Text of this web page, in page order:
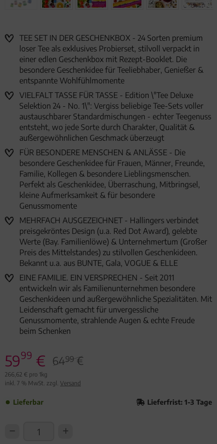
TEE SET IN DER GESCHENKBOX - 24 Sorten premium
loser Tee als exklusives Probierset, stilvoll verpackt in
einer edlen Geschenkbox mit Rezept-Booklet. Die
besondere Geschenkidee für Teeliebhaber, Genießer &
entspannte Wohlfühlmomente
VIELFALT TASSE FÜR TASSE - Edition \"Tee Deluxe
Selektion 24 - No. 1\": Vergiss beliebige Tee-Sets voller
austauschbarer Standardmischungen - echter Teegenuss
entsteht, wo jede Sorte durch Charakter, Qualität &
außergewöhnlichen Geschmack überzeugt
FÜR BESONDERE MENSCHEN & ANLÄSSE - Die
besondere Geschenkidee für Frauen, Männer, Freunde,
Familie, Kollegen & besondere Lieblingsmenschen.
Perfekt als Geschenkidee, Überraschung, Mitbringsel,
kleine Aufmerksamkeit & für besondere
Genussmomente
MEHRFACH AUSGEZEICHNET - Hallingers verbindet
preisgekröntes Design (u.a. Red Dot Award), gelebte
Werte (Bay. Familienlöwe) & Unternehmertum (Großer
Preis des Mittelstandes) zu stilvollen Geschenkideen.
Bekannt u.a. aus BUNTE, Gala, VOGUE & ELLE
EINE FAMILIE. EIN VERSPRECHEN - Seit 2011
entwickeln wir als Familienunternehmen besondere
Geschenkideen und außergewöhnliche Spezialitäten. Mit
Leidenschaft gemacht für unvergessliche
Genussmomente, strahlende Augen & echte Freude
beim Schenken
5999 € 6499€
266,62 € pro 1kg
inkl. 7 % MwSt. zzgl. Versand
Lieferbar Lieferfrist: 1-3 Tage